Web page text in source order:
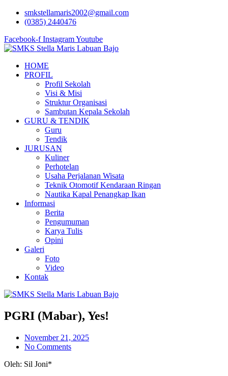
Lewatismkstellamaris2002@gmail.com
(0385) 2440476
Facebook-f InstagramYoutube
HOME
PROFIL
Profil Sekolah
Visi & Misi
Struktur Organisasi
Sambutan Kepala Sekolah
GURU & TENDIK
Guru
Tendik
JURUSAN
Kuliner
Perhotelan
Usaha Perjalanan Wisata
Teknik Otomotif Kendaraan Ringan
Nautika Kapal Penangkap Ikan
Informasi
Berita
Pengumuman
Karya Tulis
Opini
Galeri
Foto
Video
Kontak
PGRI (Mabar), Yes!
November 21, 2025
No Comments
Oleh: Sil Joni*